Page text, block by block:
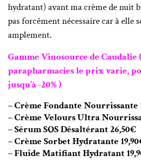
hydratant) avant ma crème de nuit
pas forcément nécessaire car à elle
amplement.
Gamme Vinosource de Caudalie
parapharmaciesle prix varie,
jusqu’à -20% )
– Crème Fondante Nourrissante
– Crème Velours Ultra
– Sérum SOS Désaltérant 26,50€
– Crème Sorbet Hydratante
– Fluide Matifiant Hydratant